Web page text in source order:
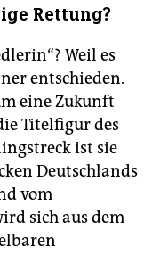
Rettung?
Weil es
entschieden.
eine Zukunft
Titelfigur des
ist sie
Deutschlands
vom
sich aus dem